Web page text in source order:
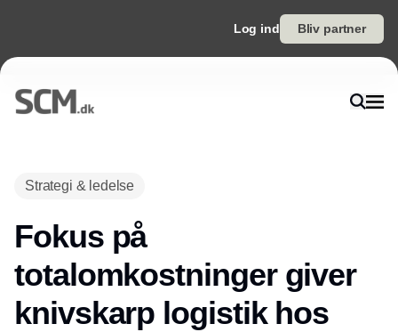
Log ind Bliv partner
Strategi & ledelse
Fokus på
totalomkostninger giver
knivskarp logistik hos